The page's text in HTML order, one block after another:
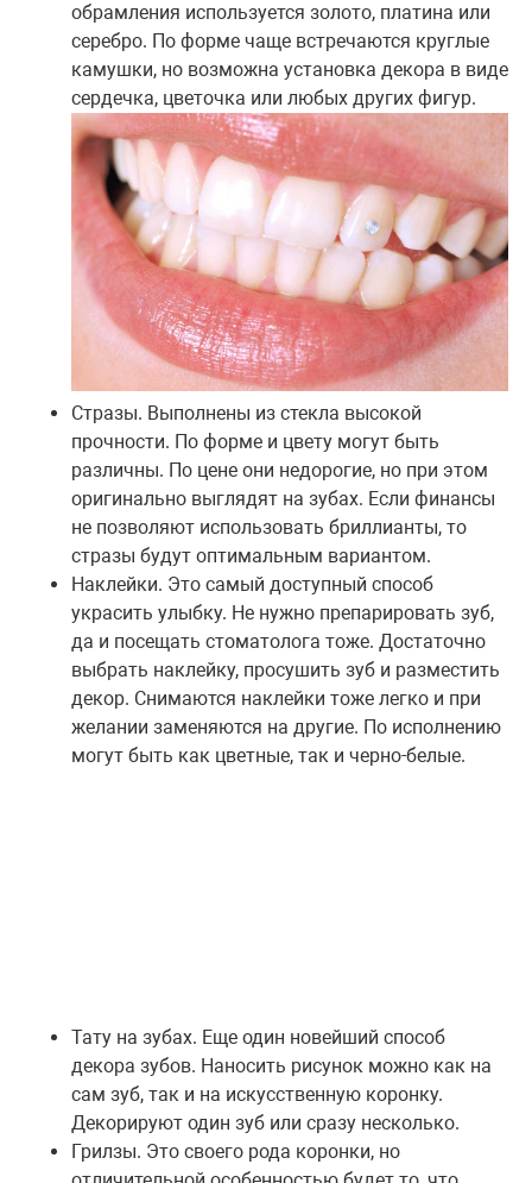
обрамления используется золото, платина или
серебро. По форме чаще встречаются круглые
камушки, но возможна установка декора в виде
сердечка, цветочка или любых других фигур.
Стразы. Выполнены из стекла высокой
прочности. По форме и цвету могут быть
различны. По цене они недорогие, но при этом
оригинально выглядят на зубах. Если финансы
не позволяют использовать бриллианты, то
стразы будут оптимальным вариантом.
Наклейки. Это самый доступный способ
украсить улыбку. Не нужно препарировать зуб,
да и посещать стоматолога тоже. Достаточно
выбрать наклейку, просушить зуб и разместить
декор. Снимаются наклейки тоже легко и при
желании заменяются на другие. По исполнению
могут быть как цветные, так и черно-белые.
Тату на зубах. Еще один новейший способ
декора зубов. Наносить рисунок можно как на
сам зуб, так и на искусственную коронку.
Декорируют один зуб или сразу несколько.
Грилзы. Это своего рода коронки, но